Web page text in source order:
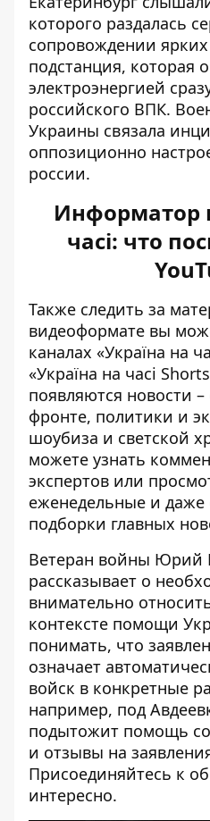
которого раздалась
сопровождении
подстанция, которая
электроэнергией
российского ВПК.
Украины связала
оппозиционно
россии.
Информатор
часі: что
Также следить за
видеоформате вы
каналах «Україна на
«Україна на часі
появляются новости
фронте, политики и
шоубиза и светской
можете узнать
экспертов или
еженедельные и
подборки главных
Ветеран войны Юрий
рассказывает о
внимательно
контексте помощи
понимать, что
означает
войск в конкретные
например, под
подытожит помощь
и отзывы на
Присоединяйтесь к
интересно.